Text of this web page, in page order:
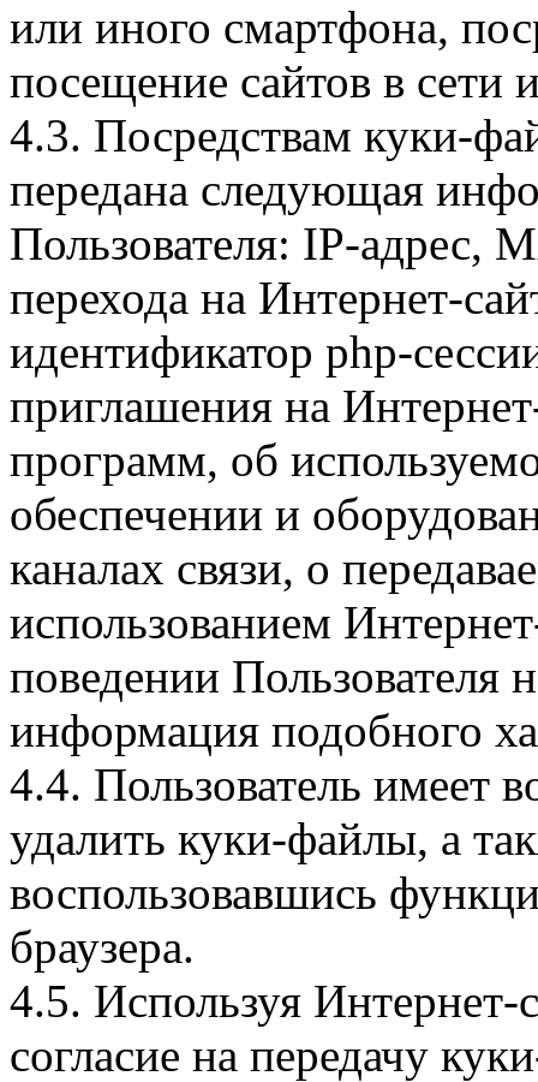
или иного смартфона,
посещение сайтов в сети
4.3. Посредствам куки-
передана следующая
Пользователя: IP-адрес,
перехода на Интернет-
идентификатор php-
приглашения на
программ, об
обеспечении и
каналах связи, о
использованием
поведении Пользователя
информация подобного
4.4. Пользователь имеет
удалить куки-файлы, а
воспользовавшись
браузера.
4.5. Используя Интернет-
согласие на передачу